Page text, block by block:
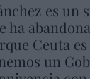
es un
ha
Ceuta es
un